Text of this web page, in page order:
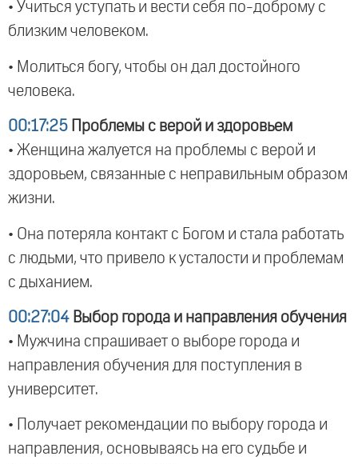
• Учиться уступать и вести себя по-доброму с
близким человеком.
• Молиться богу, чтобы он дал достойного
человека.
00:17:25 Проблемы с верой и здоровьем
• Женщина жалуется на проблемы с верой и
здоровьем, связанные с неправильным образом
жизни.
• Она потеряла контакт с Богом и стала работать
с людьми, что привело к усталости и проблемам
с дыханием.
00:27:04 Выбор города и направления обучения
• Мужчина спрашивает о выборе города и
направления обучения для поступления в
университет.
• Получает рекомендации по выбору города и
направления, основываясь на его судьбе и